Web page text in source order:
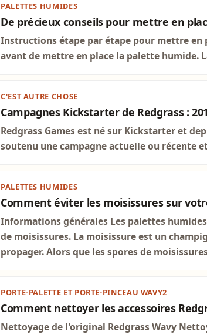
PALETTES HUMIDES
De précieux conseils pour mettre en
Instructions étape par étape pour mettre en
avant de mettre en place la palette humide.
C'EST AUTRE CHOSE
Campagnes Kickstarter de Redgrass :
Redgrass Games est né sur Kickstarter et
soutenu une campagne actuelle ou récente
PALETTES HUMIDES
Comment éviter les moisissures sur
Informations générales Les palettes
de moisissures. La moisissure est un
propager. Alors que les spores de
PORTE-PALETTE ET PORTE-PINCEAU WAVY2
Comment nettoyer les accessoires
Nettoyage de l'original Redgrass Wavy